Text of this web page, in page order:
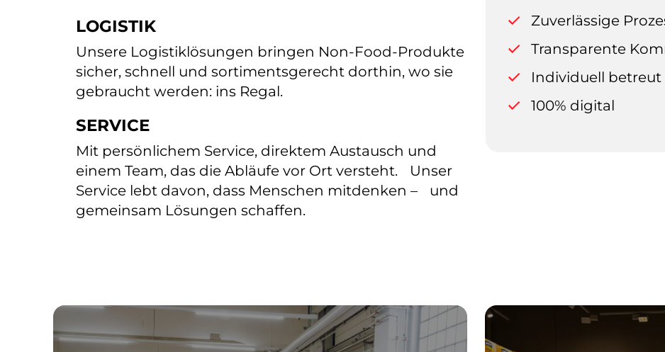
LOGISTIK
Unsere Logistiklösungen bringen Non-Food-Produkte
sicher, schnell und sortimentsgerecht dorthin, wo sie
gebraucht werden: ins Regal.
SERVICE
Mit persönlichem Service, direktem Austausch und
einem Team, das die Abläufe vor Ort versteht. Unser
Service lebt davon, dass Menschen mitdenken – und
gemeinsam Lösungen schaffen.
Zuverlässige
Transparente
Individuell betreut
100% digital